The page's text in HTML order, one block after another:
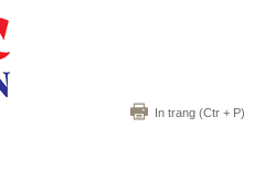
In trang (Ctr + P)